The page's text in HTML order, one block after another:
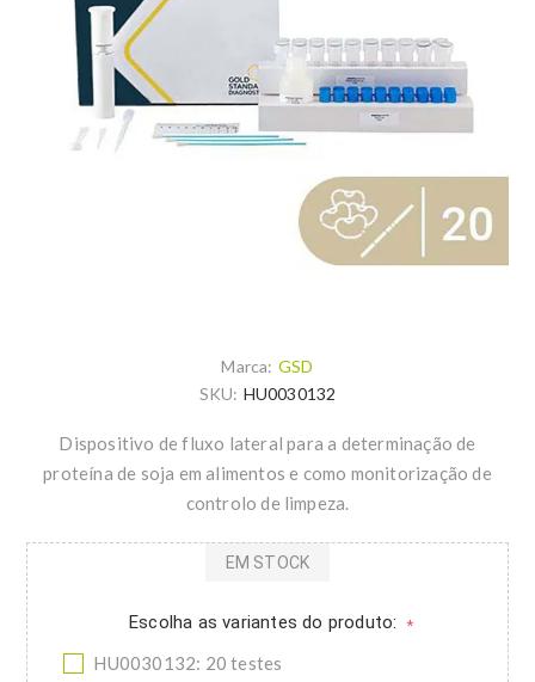
Marca: GSD
SKU: HU0030132
Dispositivo de fluxo lateral para a determinação de
proteína de soja em alimentos e como monitorização de
controlo de limpeza.
Escolha as variantes do produto: *
HU0030132: 20 testes
EM STOCK